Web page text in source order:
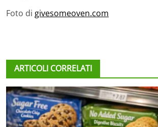
Foto di givesomeoven.com
ARTICOLI CORRELATI